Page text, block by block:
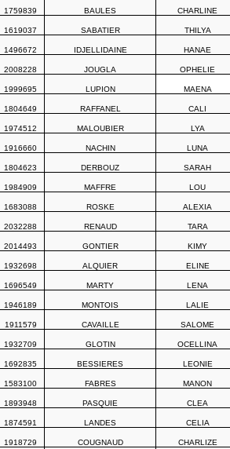
1759839 BAULES CHARLINE
1619037 SABATIER THILYA
1496672 IDJELLIDAINE HANAE
2008228 JOUGLA OPHELIE
1999695 LUPION MAENA
1804649 RAFFANEL CALI
1974512 MALOUBIER LYA
1916660 NACHIN LUNA
1804623 DERBOUZ SARAH
1984909 MAFFRE LOU
1683088 ROSKE ALEXIA
2032288 RENAUD TARA
2014493 GONTIER KIMY
1932698 ALQUIER ELINE
1696549 MARTY LENA
1946189 MONTOIS LALIE
1911579 CAVAILLE SALOME
1932709 GLOTIN OCELLINA
1692835 BESSIERES LEONIE
1583100 FABRES MANON
1893948 PASQUIE CLEA
1874591 LANDES CELIA
1918729 COUGNAUD CHARLIZE